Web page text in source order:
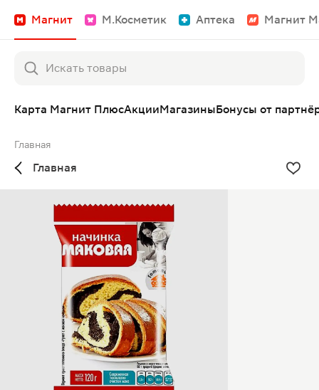
Магнит М.Косметик Аптека Магнит
Карта Магнит ПлюсАкцииМагазиныБонусы от
Главная
Главная